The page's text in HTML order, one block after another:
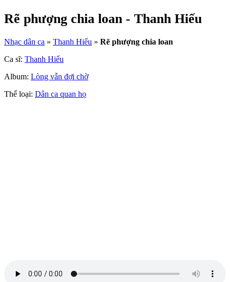
Rẽ phượng chia loan - Thanh Hiếu
Nhạc dân ca » Thanh Hiếu » Rẽ phượng chia loan
Ca sĩ: Thanh Hiếu
Album: Lòng vẫn đợi chờ
Thể loại: Dân ca quan họ